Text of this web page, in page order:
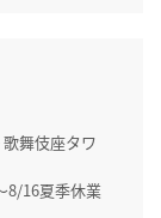
舞伎座タワ
16夏季休業